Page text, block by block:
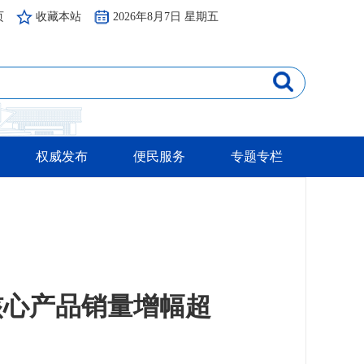
收藏本站 2026年8月7日 星期五
权威发布 便民服务 专题专栏
产品销量增幅超